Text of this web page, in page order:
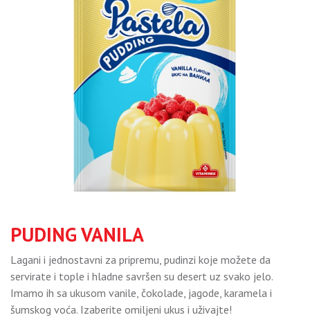
PUDING VANILA
Lagani i jednostavni za pripremu, pudinzi koje možete da
servirate i tople i hladne savršen su desert uz svako jelo.
Imamo ih sa ukusom vanile, čokolade, jagode, karamela i
šumskog voća. Izaberite omiljeni ukus i uživajte!